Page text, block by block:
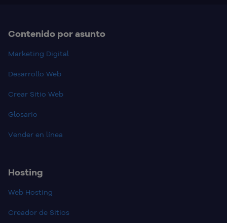
Contenido por asunto
Marketing Digital
Desarrollo Web
Crear Sitio Web
Glosario
Vender en línea
Hosting
Web Hosting
Creador de Sitios